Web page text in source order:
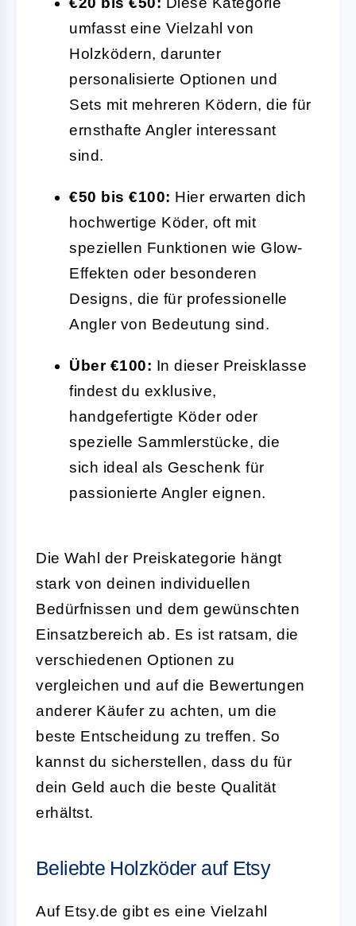
umfasst eine Vielzahl von
Holzködern, darunter
personalisierte Optionen und
Sets mit mehreren Ködern, die für
ernsthafte Angler interessant
sind.
€50 bis €100: Hier erwarten dich
hochwertige Köder, oft mit
speziellen Funktionen wie Glow-
Effekten oder besonderen
Designs, die für professionelle
Angler von Bedeutung sind.
Über €100: In dieser Preisklasse
findest du exklusive,
handgefertigte Köder oder
spezielle Sammlerstücke, die
sich ideal als Geschenk für
passionierte Angler eignen.
Die Wahl der Preiskategorie hängt
stark von deinen individuellen
Bedürfnissen und dem gewünschten
Einsatzbereich ab. Es ist ratsam, die
verschiedenen Optionen zu
vergleichen und auf die Bewertungen
anderer Käufer zu achten, um die
beste Entscheidung zu treffen. So
kannst du sicherstellen, dass du für
dein Geld auch die beste Qualität
erhältst.
Beliebte Holzköder auf Etsy
Auf Etsy.de gibt es eine Vielzahl